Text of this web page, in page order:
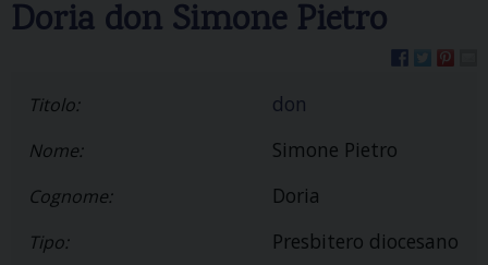
Doria don Simone Pietro
Titolo: don
Nome: Simone Pietro
Cognome: Doria
Tipo: Presbitero diocesano